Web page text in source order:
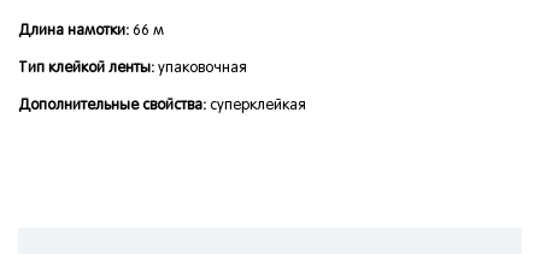
Длина намотки: 66 м
Тип клейкой ленты: упаковочная
Дополнительные свойства: суперклейкая